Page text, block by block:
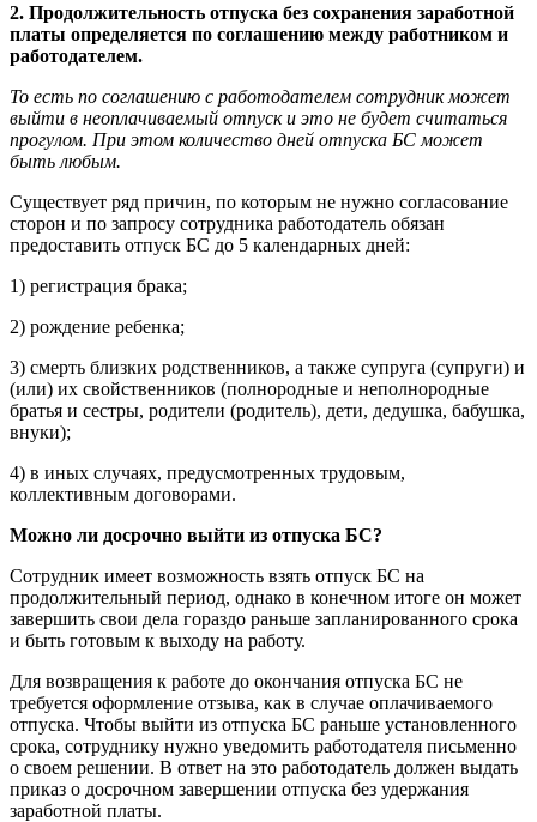
2. Продолжительность отпуска без сохранения заработной
платы определяется по соглашению между работником и
работодателем.
То есть по соглашению с работодателем сотрудник может
выйти в неоплачиваемый отпуск и это не будет считаться
прогулом. При этом количество дней отпуска БС может
быть любым.
Существует ряд причин, по которым не нужно согласование
сторон и по запросу сотрудника работодатель обязан
предоставить отпуск БС до 5 календарных дней:
1) регистрация брака;
2) рождение ребенка;
3) смерть близких родственников, а также супруга (супруги) и
(или) их свойственников (полнородные и неполнородные
братья и сестры, родители (родитель), дети, дедушка, бабушка,
внуки);
4) в иных случаях, предусмотренных трудовым,
коллективным договорами.
Можно ли досрочно выйти из отпуска БС?
Сотрудник имеет возможность взять отпуск БС на
продолжительный период, однако в конечном итоге он может
завершить свои дела гораздо раньше запланированного срока
и быть готовым к выходу на работу.
Для возвращения к работе до окончания отпуска БС не
требуется оформление отзыва, как в случае оплачиваемого
отпуска. Чтобы выйти из отпуска БС раньше установленного
срока, сотруднику нужно уведомить работодателя письменно
о своем решении. В ответ на это работодатель должен выдать
приказ о досрочном завершении отпуска без удержания
заработной платы.